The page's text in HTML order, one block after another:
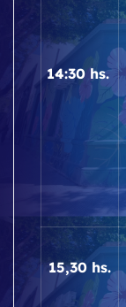
14:30 hs.
15,30 hs.